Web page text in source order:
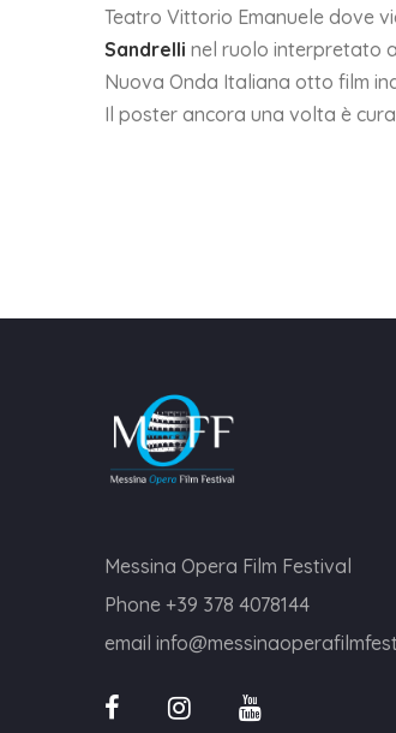
Teatro Vittorio Emanuele dove
Sandrelli nel ruolo interpretato
Nuova Onda Italiana otto film
Il poster ancora una volta è
Messina Opera Film Festival
Phone +39 378 4078144
email